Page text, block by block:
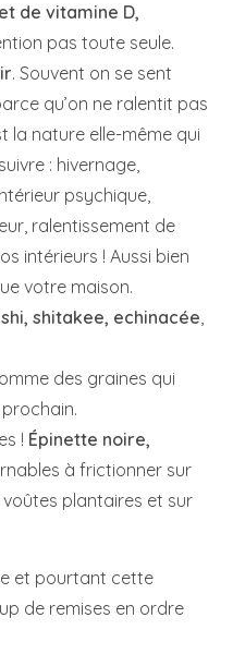
de vitamine D,
pas toute seule.
. Souvent on se sent
qu’on ne ralentit pas
la nature elle-même qui
: hivernage,
psychique,
ralentissement de
intérieurs ! Aussi bien
votre maison.
shitakee, echinacée,
des graines qui
! Épinette noire,
à frictionner sur
voûtes plantaires et sur
et pourtant cette
de remises en ordre